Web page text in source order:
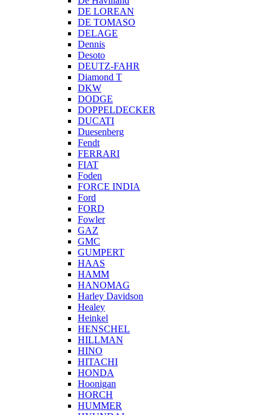
DE LOREAN
DE TOMASO
DELAGE
Dennis
Desoto
DEUTZ-FAHR
Diamond T
DKW
DODGE
DOPPELDECKER
DUCATI
Duesenberg
Fendt
FERRARI
FIAT
Foden
FORCE INDIA
Ford
FORD
Fowler
GAZ
GMC
GUMPERT
HAAS
HAMM
HANOMAG
Harley Davidson
Healey
Heinkel
HENSCHEL
HILLMAN
HINO
HITACHI
HONDA
Hoonigan
HORCH
HUMMER